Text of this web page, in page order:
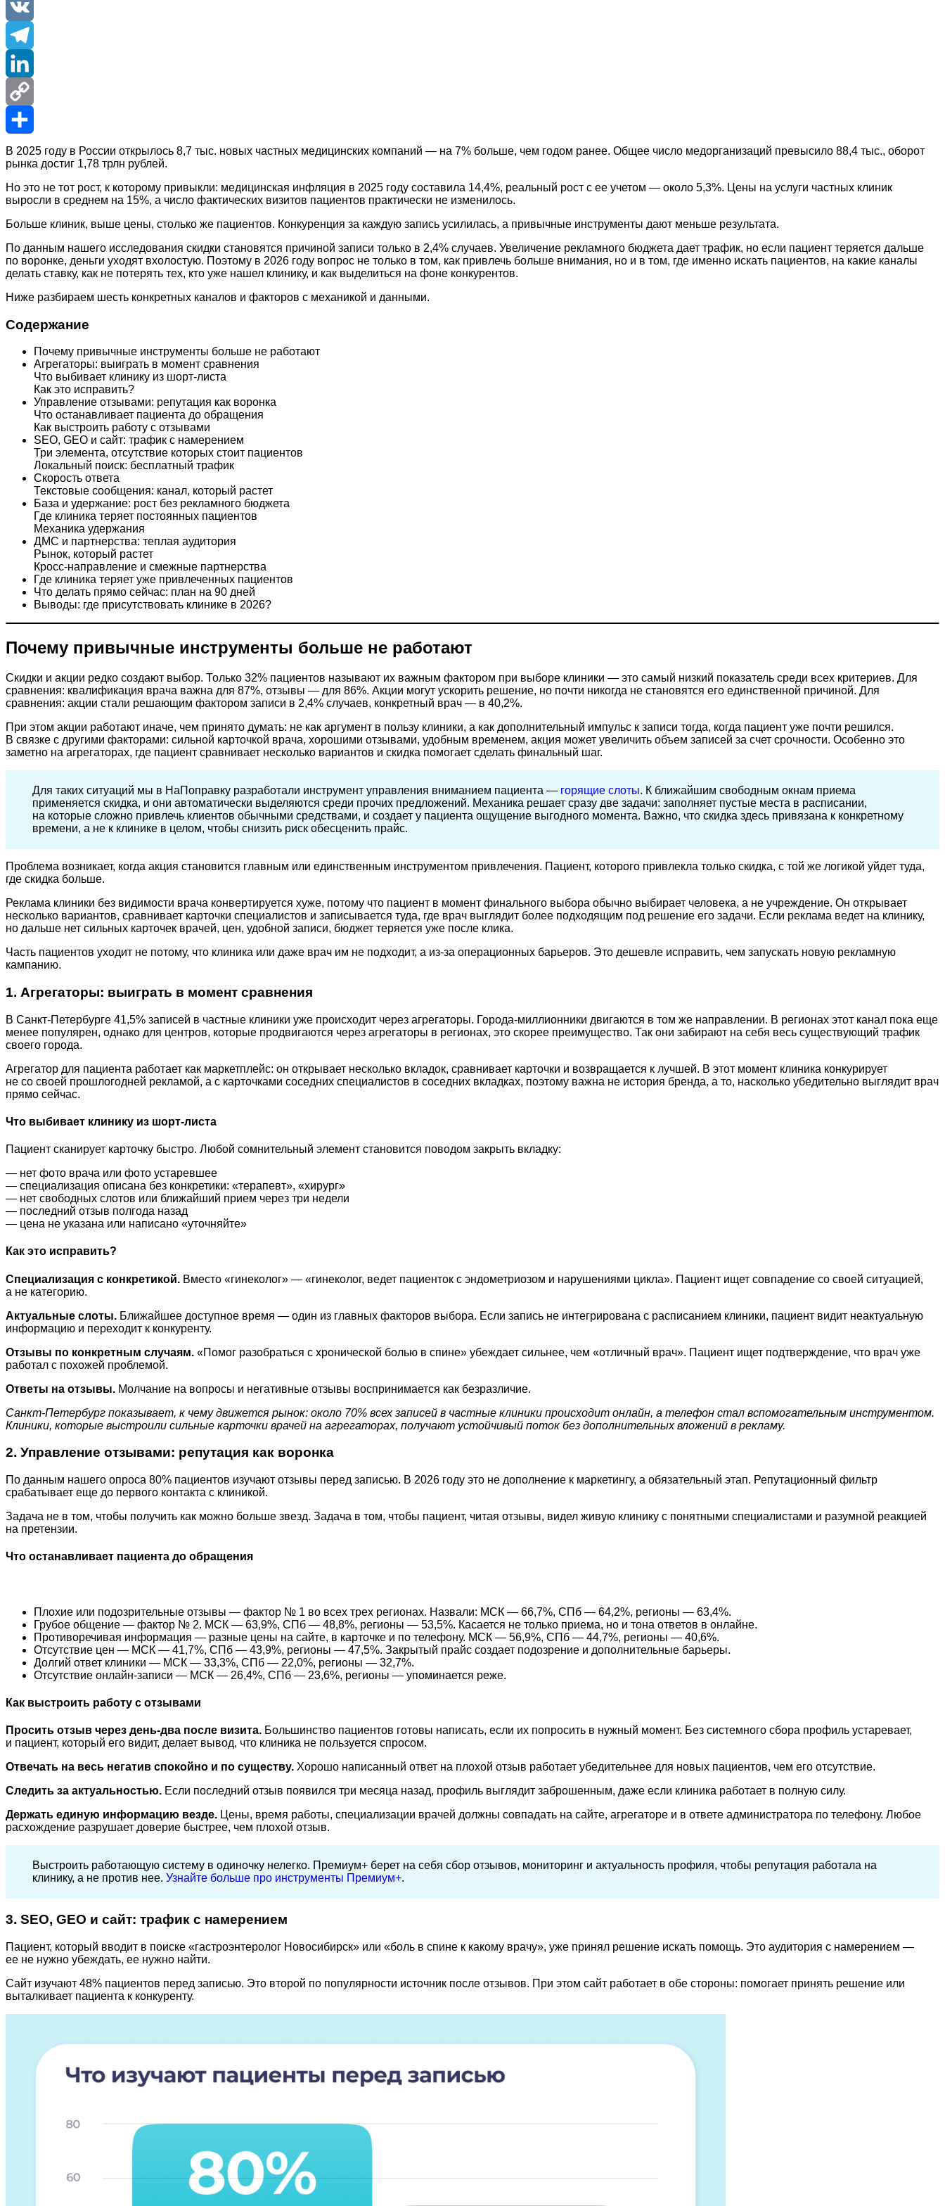
VK
Telegram
LinkedIn
Copy
Link
Отправить
В 2025 году в России открылось 8,7 тыс. новых частных медицинских компаний — на 7% больше, чем годом ранее. Общее число медорганизаций превысило 88,4 тыс., оборот
рынка достиг 1,78 трлн рублей.
Но это не тот рост, к которому привыкли: медицинская инфляция в 2025 году составила 14,4%, реальный рост с ее учетом — около 5,3%. Цены на услуги частных клиник
выросли в среднем на 15%, а число фактических визитов пациентов практически не изменилось.
Больше клиник, выше цены, столько же пациентов. Конкуренция за каждую запись усилилась, а привычные инструменты дают меньше результата.
По данным нашего исследования скидки становятся причиной записи только в 2,4% случаев. Увеличение рекламного бюджета дает трафик, но если пациент теряется дальше
по воронке, деньги уходят вхолостую. Поэтому в 2026 году вопрос не только в том, как привлечь больше внимания, но и в том, где именно искать пациентов, на какие каналы
делать ставку, как не потерять тех, кто уже нашел клинику, и как выделиться на фоне конкурентов.
Ниже разбираем шесть конкретных каналов и факторов с механикой и данными.
Содержание
Почему привычные инструменты больше не работают
Агрегаторы: выиграть в момент сравнения
Что выбивает клинику из шорт-листа
Как это исправить?
Управление отзывами: репутация как воронка
Что останавливает пациента до обращения
Как выстроить работу с отзывами
SEO, GEO и сайт: трафик с намерением
Три элемента, отсутствие которых стоит пациентов
Локальный поиск: бесплатный трафик
Скорость ответа
Текстовые сообщения: канал, который растет
База и удержание: рост без рекламного бюджета
Где клиника теряет постоянных пациентов
Механика удержания
ДМС и партнерства: теплая аудитория
Рынок, который растет
Кросс-направление и смежные партнерства
Где клиника теряет уже привлеченных пациентов
Что делать прямо сейчас: план на 90 дней
Выводы: где присутствовать клинике в 2026?
Почему привычные инструменты больше не работают
Скидки и акции редко создают выбор. Только 32% пациентов называют их важным фактором при выборе клиники — это самый низкий показатель среди всех критериев. Для
сравнения: квалификация врача важна для 87%, отзывы — для 86%. Акции могут ускорить решение, но почти никогда не становятся его единственной причиной. Для
сравнения: акции стали решающим фактором записи в 2,4% случаев, конкретный врач — в 40,2%.
При этом акции работают иначе, чем принято думать: не как аргумент в пользу клиники, а как дополнительный импульс к записи тогда, когда пациент уже почти решился.
В связке с другими факторами: сильной карточкой врача, хорошими отзывами, удобным временем, акция может увеличить объем записей за счет срочности. Особенно это
заметно на агрегаторах, где пациент сравнивает несколько вариантов и скидка помогает сделать финальный шаг.
Для таких ситуаций мы в НаПоправку разработали инструмент управления вниманием пациента — горящие слоты. К ближайшим свободным окнам приема
применяется скидка, и они автоматически выделяются среди прочих предложений. Механика решает сразу две задачи: заполняет пустые места в расписании,
на которые сложно привлечь клиентов обычными средствами, и создает у пациента ощущение выгодного момента. Важно, что скидка здесь привязана к конкретному
времени, а не к клинике в целом, чтобы снизить риск обесценить прайс.
Проблема возникает, когда акция становится главным или единственным инструментом привлечения. Пациент, которого привлекла только скидка, с той же логикой уйдет туда,
где скидка больше.
Реклама клиники без видимости врача конвертируется хуже, потому что пациент в момент финального выбора обычно выбирает человека, а не учреждение. Он открывает
несколько вариантов, сравнивает карточки специалистов и записывается туда, где врач выглядит более подходящим под решение его задачи. Если реклама ведет на клинику,
но дальше нет сильных карточек врачей, цен, удобной записи, бюджет теряется уже после клика.
Часть пациентов уходит не потому, что клиника или даже врач им не подходит, а из-за операционных барьеров. Это дешевле исправить, чем запускать новую рекламную
кампанию.
1. Агрегаторы: выиграть в момент сравнения
В Санкт-Петербурге 41,5% записей в частные клиники уже происходит через агрегаторы. Города-миллионники двигаются в том же направлении. В регионах этот канал пока еще
менее популярен, однако для центров, которые продвигаются через агрегаторы в регионах, это скорее преимущество. Так они забирают на себя весь существующий трафик
своего города.
Агрегатор для пациента работает как маркетплейс: он открывает несколько вкладок, сравнивает карточки и возвращается к лучшей. В этот момент клиника конкурирует
не со своей прошлогодней рекламой, а с карточками соседних специалистов в соседних вкладках, поэтому важна не история бренда, а то, насколько убедительно выглядит врач
прямо сейчас.
Что выбивает клинику из шорт-листа
Пациент сканирует карточку быстро. Любой сомнительный элемент становится поводом закрыть вкладку:
— нет фото врача или фото устаревшее
— специализация описана без конкретики: «терапевт», «хирург»
— нет свободных слотов или ближайший прием через три недели
— последний отзыв полгода назад
— цена не указана или написано «уточняйте»
Как это исправить?
Специализация с конкретикой. Вместо «гинеколог» — «гинеколог, ведет пациенток с эндометриозом и нарушениями цикла». Пациент ищет совпадение со своей ситуацией,
а не категорию.
Актуальные слоты. Ближайшее доступное время — один из главных факторов выбора. Если запись не интегрирована с расписанием клиники, пациент видит неактуальную
информацию и переходит к конкуренту.
Отзывы по конкретным случаям. «Помог разобраться с хронической болью в спине» убеждает сильнее, чем «отличный врач». Пациент ищет подтверждение, что врач уже
работал с похожей проблемой.
Ответы на отзывы. Молчание на вопросы и негативные отзывы воспринимается как безразличие.
Санкт-Петербург показывает, к чему движется рынок: около 70% всех записей в частные клиники происходит онлайн, а телефон стал вспомогательным инструментом.
Клиники, которые выстроили сильные карточки врачей на агрегаторах, получают устойчивый поток без дополнительных вложений в рекламу.
2. Управление отзывами: репутация как воронка
По данным нашего опроса 80% пациентов изучают отзывы перед записью. В 2026 году это не дополнение к маркетингу, а обязательный этап. Репутационный фильтр
срабатывает еще до первого контакта с клиникой.
Задача не в том, чтобы получить как можно больше звезд. Задача в том, чтобы пациент, читая отзывы, видел живую клинику с понятными специалистами и разумной реакцией
на претензии.
Что останавливает пациента до обращения
Плохие или подозрительные отзывы — фактор № 1 во всех трех регионах. Назвали: МСК — 66,7%, СПб — 64,2%, регионы — 63,4%.
Грубое общение — фактор № 2. МСК — 63,9%, СПб — 48,8%, регионы — 53,5%. Касается не только приема, но и тона ответов в онлайне.
Противоречивая информация — разные цены на сайте, в карточке и по телефону. МСК — 56,9%, СПб — 44,7%, регионы — 40,6%.
Отсутствие цен — МСК — 41,7%, СПб — 43,9%, регионы — 47,5%. Закрытый прайс создает подозрение и дополнительные барьеры.
Долгий ответ клиники — МСК — 33,3%, СПб — 22,0%, регионы — 32,7%.
Отсутствие онлайн-записи — МСК — 26,4%, СПб — 23,6%, регионы — упоминается реже.
Как выстроить работу с отзывами
Просить отзыв через день-два после визита. Большинство пациентов готовы написать, если их попросить в нужный момент. Без системного сбора профиль устаревает,
и пациент, который его видит, делает вывод, что клиника не пользуется спросом.
Отвечать на весь негатив спокойно и по существу. Хорошо написанный ответ на плохой отзыв работает убедительнее для новых пациентов, чем его отсутствие.
Следить за актуальностью. Если последний отзыв появился три месяца назад, профиль выглядит заброшенным, даже если клиника работает в полную силу.
Держать единую информацию везде. Цены, время работы, специализации врачей должны совпадать на сайте, агрегаторе и в ответе администратора по телефону. Любое
расхождение разрушает доверие быстрее, чем плохой отзыв.
Выстроить работающую систему в одиночку нелегко. Премиум+ берет на себя сбор отзывов, мониторинг и актуальность профиля, чтобы репутация работала на
клинику, а не против нее. Узнайте больше про инструменты Премиум+.
3. SEO, GEO и сайт: трафик с намерением
Пациент, который вводит в поиске «гастроэнтеролог Новосибирск» или «боль в спине к какому врачу», уже принял решение искать помощь. Это аудитория с намерением —
ее не нужно убеждать, ее нужно найти.
Сайт изучают 48% пациентов перед записью. Это второй по популярности источник после отзывов. При этом сайт работает в обе стороны: помогает принять решение или
выталкивает пациента к конкуренту.